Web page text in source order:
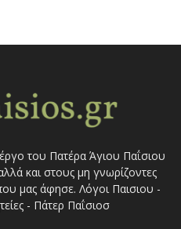
του Πατέρα Άγιου Παΐσιου
και στους μη γνωρίζοντες
μας άφησε. Λόγοι Παισιου -
- Πάτερ Παΐσιοσ